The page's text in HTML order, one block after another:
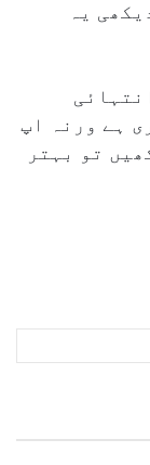
یہ
ہے ورنہ اپ
تو بہتر